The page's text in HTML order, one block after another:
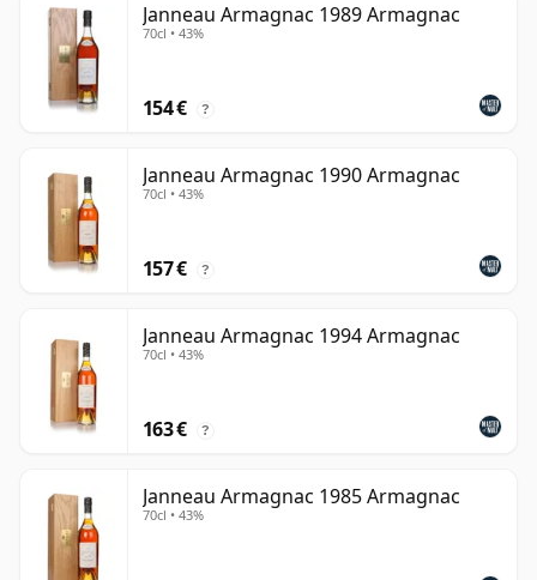
Janneau Armagnac 1989 Armagnac
70cl • 43%
154 € ?
Janneau Armagnac 1990 Armagnac
70cl • 43%
157 € ?
Janneau Armagnac 1994 Armagnac
70cl • 43%
163 € ?
Janneau Armagnac 1985 Armagnac
70cl • 43%